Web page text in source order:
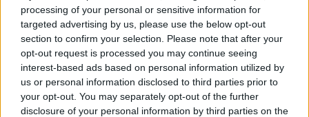
processing of your personal or sensitive information for
targeted advertising by us, please use the below opt-out
section to confirm your selection. Please note that after your
opt-out request is processed you may continue seeing
interest-based ads based on personal information utilized by
us or personal information disclosed to third parties prior to
your opt-out. You may separately opt-out of the further
disclosure of your personal information by third parties on the
Kis magyar LEGO arcképcsarnok (7.):
Kiszel Tünde
tutuka•2012. május 24.